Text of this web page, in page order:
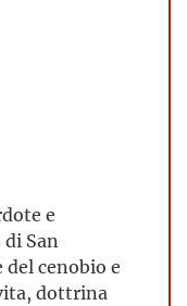
e
San
del cenobio e
dottrina